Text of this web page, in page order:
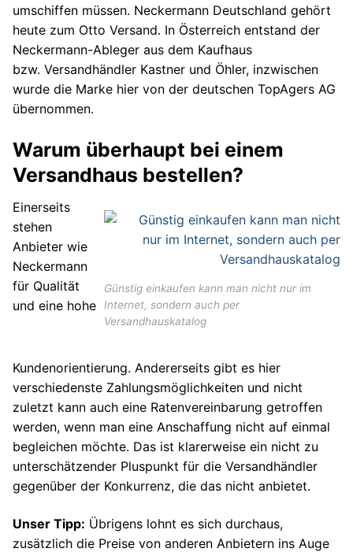
umschiffen müssen. Neckermann Deutschland gehört
heute zum Otto Versand. In Österreich entstand der
Neckermann-Ableger aus dem Kaufhaus
bzw. Versandhändler Kastner und Öhler, inzwischen
wurde die Marke hier von der deutschen TopAgers AG
übernommen.
Warum überhaupt bei einem
Versandhaus bestellen?
Günstig einkaufen kann man nicht nur im
Internet, sondern auch per
Versandhauskatalog
Einerseits
stehen
Anbieter wie
Neckermann
für Qualität
und eine hohe
Kundenorientierung. Andererseits gibt es hier
verschiedenste Zahlungsmöglichkeiten und nicht
zuletzt kann auch eine Ratenvereinbarung getroffen
werden, wenn man eine Anschaffung nicht auf einmal
begleichen möchte. Das ist klarerweise ein nicht zu
unterschätzender Pluspunkt für die Versandhändler
gegenüber der Konkurrenz, die das nicht anbietet.
Unser Tipp: Übrigens lohnt es sich durchaus,
zusätzlich die Preise von anderen Anbietern ins Auge